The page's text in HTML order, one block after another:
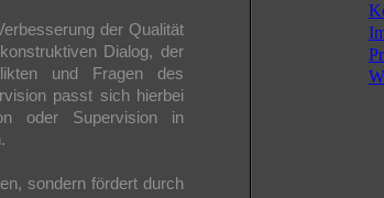
der Qualität
Dialog, der
und Fragen des
passt sich hierbei
oder Supervision in
sondern fördert durch